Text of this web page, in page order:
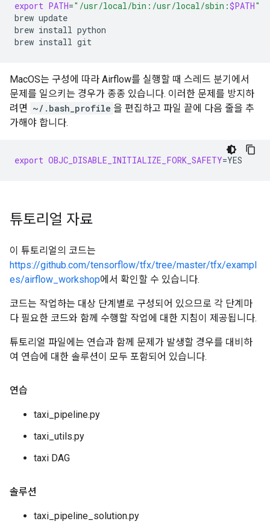
export PATH="/usr/local/bin:/usr/local/sbin:$PATH"
brew update
brew install python
brew install
MacOS는 구성에 따라 Airflow를 실행할 때 스레드 분기에서
문제를 일으키는 경우가 종종 있습니다. 이러한 문제를 방지하
려면 ~/.bash_profile 을 편집하고 파일 끝에 다음 줄을 추
가해야 합니다.
export OBJC_DISABLE_INITIALIZE_FORK_SAFETY=
튜토리얼 자료
이 튜토리얼의 코드는
https://github.com/tensorflow/tfx/tree/master/tfx/exampl
es/airflow_workshop에서 확인할 수 있습니다.
코드는 작업하는 대상 단계별로 구성되어 있으므로 각 단계마
다 필요한 코드와 함께 수행할 작업에 대한 지침이 제공됩니다.
튜토리얼 파일에는 연습과 함께 문제가 발생할 경우를 대비하
여 연습에 대한 솔루션이 모두 포함되어 있습니다.
연습
taxi_pipeline.py
taxi_utils.py
taxi DAG
솔루션
taxi_pipeline_solution.py